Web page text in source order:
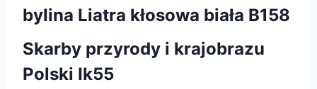
bylina Liatra kłosowa biała B158
Skarby przyrody i krajobrazu
Polski Ik55